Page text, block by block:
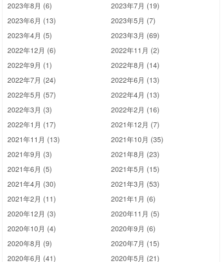
2023年8月 (6)
2023年7月 (19)
2023年6月 (13)
2023年5月 (7)
2023年4月 (5)
2023年3月 (69)
2022年12月 (6)
2022年11月 (2)
2022年9月 (1)
2022年8月 (14)
2022年7月 (24)
2022年6月 (13)
2022年5月 (57)
2022年4月 (13)
2022年3月 (3)
2022年2月 (16)
2022年1月 (17)
2021年12月 (7)
2021年11月 (13)
2021年10月 (35)
2021年9月 (3)
2021年8月 (23)
2021年6月 (5)
2021年5月 (15)
2021年4月 (30)
2021年3月 (53)
2021年2月 (11)
2021年1月 (6)
2020年12月 (3)
2020年11月 (5)
2020年10月 (4)
2020年9月 (6)
2020年8月 (9)
2020年7月 (15)
2020年6月 (41)
2020年5月 (21)